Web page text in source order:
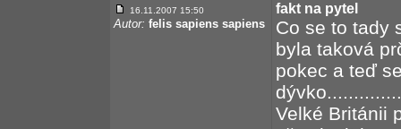
16.11.2007 15:50
Autor: felis sapiens sapiens
fakt na pytel
Co se to tady
byla taková
pokec a teď
Velké Británii